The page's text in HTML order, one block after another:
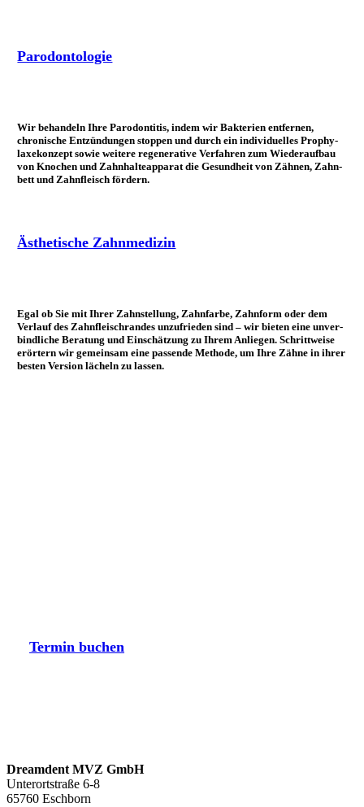
Parodontologie
Wir behandeln Ihre Paro­dontitis, in­dem wir Bak­terien ent­fernen,
chronische Ent­zündungen stoppen und durch ein indi­viduelles Prophy­
laxe­konzept sowie weitere re­generative Ver­fahren zum Wieder­aufbau
von Knochen und Zahn­halte­apparat die Ge­sund­heit von Zähnen, Zahn­
bett und Zahn­fleisch fördern.
Ästhetische Zahnmedizin
Egal ob Sie mit Ihrer Zahn­stellung, Zahn­farbe, Zahn­form oder dem
Ver­lauf des Zahn­fleisch­randes un­zu­frieden sind – wir bieten eine un­ver­
bind­liche Be­ra­tung und Ein­schätzung zu Ihrem An­liegen. Schritt­weise
er­örtern wir ge­mein­sam eine passende Me­thode, um Ihre Zähne in ihrer
besten Ver­sion lächeln zu lassen.
Termin buchen
Dreamdent MVZ GmbH
Unterortstraße 6-8
65760 Eschborn